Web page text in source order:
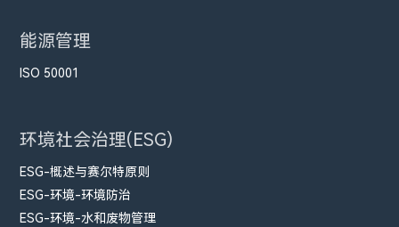
能源管理
ISO 50001
环境社会治理(ESG)
ESG-概述与赛尔特原则
ESG-环境-环境防治
ESG-环境-水和废物管理